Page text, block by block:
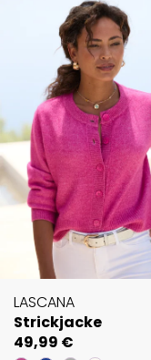
LASCANA
Strickjacke
49,99 €